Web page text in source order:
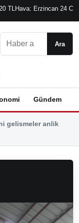
TLHava: Erzincan 24 C
Ara
Gündem
gelismeler anlik